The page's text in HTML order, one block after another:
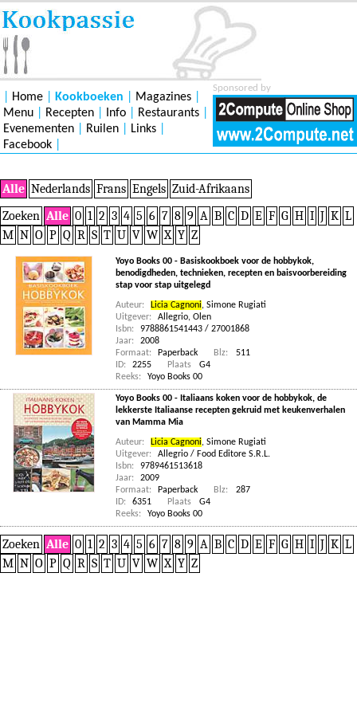
Sponsored by
Home Kookboeken Magazines
Menu
Recepten Info Restaurants
Evenementen
Ruilen Links
Facebook
Alle Nederlands Frans Engels Zuid-Afrikaans
Zoeken Alle 0 1 2 3 4 5 6 7 8 9 A B C D E F G H I J K L
M N O P Q R S T U V W X Y Z
Yoyo Books 00 - Basiskookboek voor de hobbykok,
benodigdheden, technieken, recepten en baisvoorbereiding
stap voor stap uitgelegd
Auteur: Licia Cagnoni, Simone Rugiati
Uitgever:
Allegrio, Olen
Isbn:
9788861541443 / 27001868
Jaar:
2008
Formaat:
Paperback Blz:
511
ID:
2255 Plaats
G4
Reeks:
Yoyo Books 00
Yoyo Books 00 - Italiaans koken voor de hobbykok, de
lekkerste Italiaanse recepten gekruid met keukenverhalen
van Mamma Mia
Auteur: Licia Cagnoni, Simone Rugiati
Uitgever:
Allegrio / Food Editore S.R.L.
Isbn:
9789461513618
Jaar:
2009
Formaat:
Paperback Blz:
287
ID:
6351 Plaats
G4
Reeks:
Yoyo Books 00
Zoeken Alle 0 1 2 3 4 5 6 7 8 9 A B C D E F G H I J K L
M N O P Q R S T U V W X Y Z